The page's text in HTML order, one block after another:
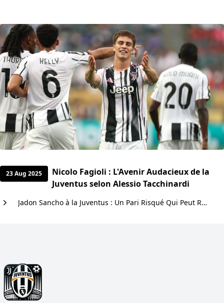
23 Aug 2025
Nicolo Fagioli : L'Avenir Audacieux de la
Juventus selon Alessio Tacchinardi
Jadon Sancho à la Juventus : Un Pari Risqué Qui Peut Rendre les Bianconeri Flamboyants